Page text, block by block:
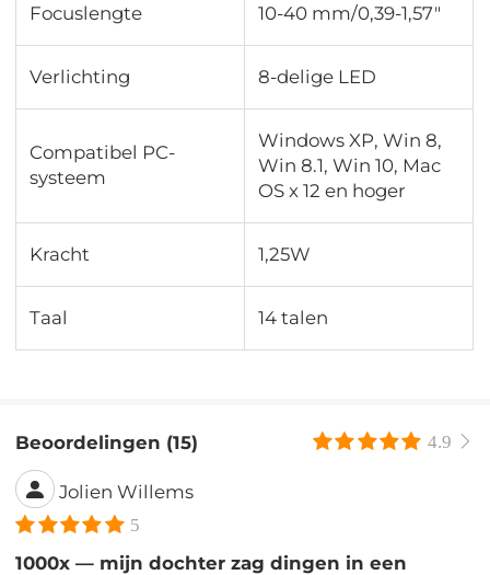
Focuslengte 10-40 mm/0,39-1,57"
Verlichting 8-delige LED
Compatibel PC-
systeem
Windows XP, Win 8,
Win 8.1, Win 10, Mac
OS x 12 en hoger
Kracht 1,25W
Taal 14 talen
Beoordelingen (15) 4.9
Jolien Willems
5
1000x — mijn dochter zag dingen in een